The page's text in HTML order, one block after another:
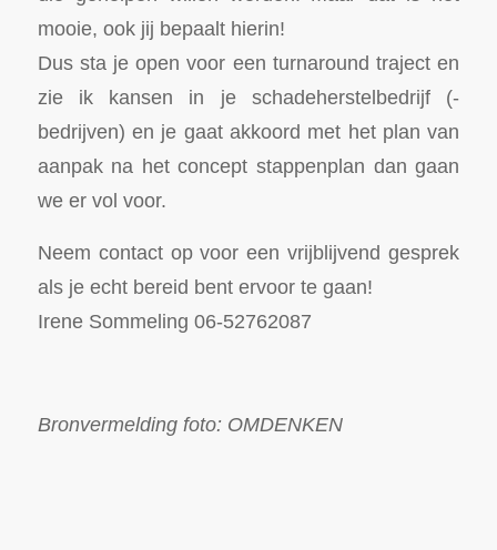
mooie, ook jij bepaalt hierin!
Dus sta je open voor een turnaround traject en
zie ik kansen in je schadeherstelbedrijf (-
bedrijven) en je gaat akkoord met het plan van
aanpak na het concept stappenplan dan gaan
we er vol voor.
Neem contact op voor een vrijblijvend gesprek
als je echt bereid bent ervoor te gaan!
Irene Sommeling 06-52762087
Bronvermelding foto: OMDENKEN